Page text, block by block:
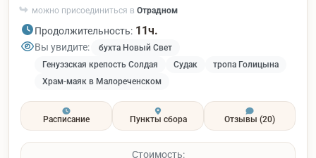
можно присоединиться в Отрадном
Продолжительность: 11ч.
Вы увидите:
бухта Новый Свет
Генуэзская крепость Солдая
Судак
тропа Голицына
Храм-маяк в Малореченском
Расписание Пункты сбора Отзывы (20)
Стоимость: